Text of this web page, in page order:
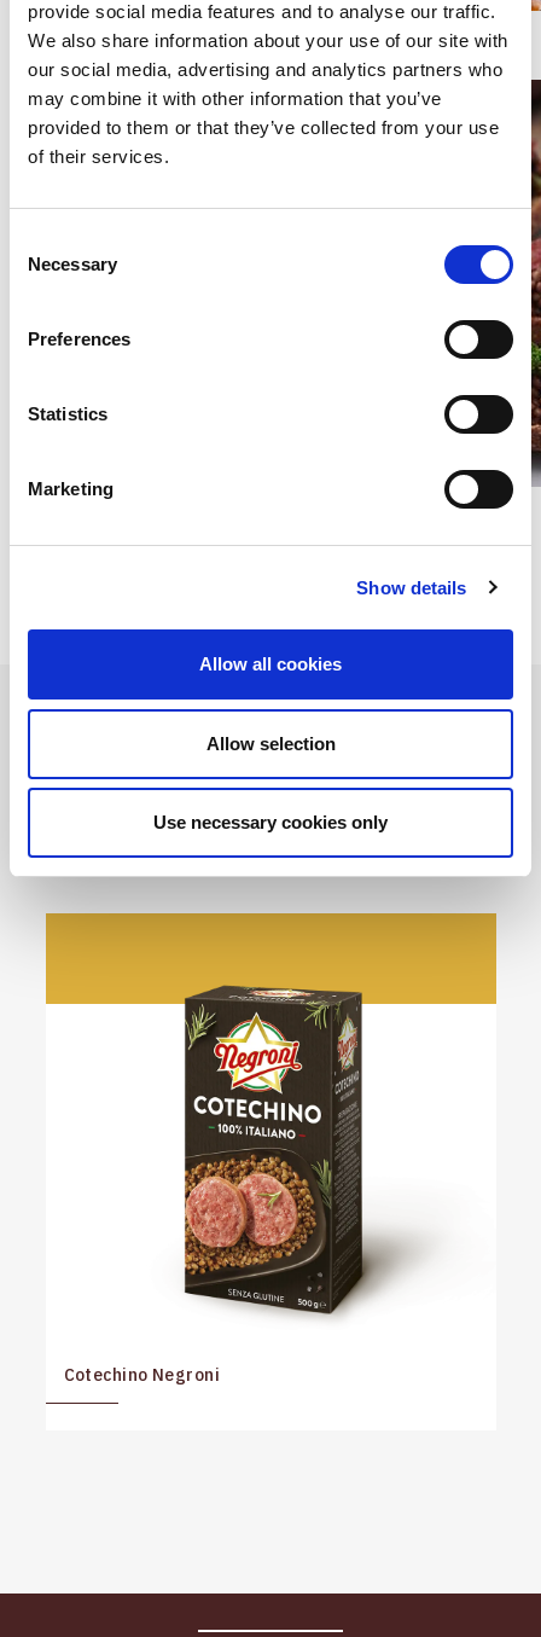
provide social media features and to analyse our traffic.
We also share information about your use of our site with
our social media, advertising and analytics partners who
may combine it with other information that you’ve
provided to them or that they’ve collected from your use
of their services.
Selection
Necessary
Preferences
Statistics
Marketing
Show details
Allow all cookies
Allow selection
Use necessary cookies only
Focaccia pere e cotechino
Frisella con cotechino Negroni
Prodotti
Utilizzati
Cotechino Negroni